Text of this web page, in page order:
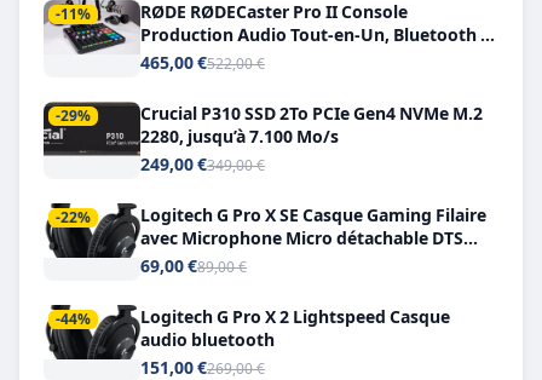
-11%
RØDE RØDECaster Pro II Console
Production Audio Tout-en-Un, Bluetooth et
Double USB-C
465,00 €522,00 €
-29%
Crucial P310 SSD 2To PCIe Gen4 NVMe M.2
2280, jusqu’à 7.100 Mo/s
249,00 €349,00 €
-22%
Logitech G Pro X SE Casque Gaming Filaire
avec Microphone Micro détachable DTS
Headphone X 7.1
69,00 €89,00 €
-44%
Logitech G Pro X 2 Lightspeed Casque
audio bluetooth
151,00 €269,00 €